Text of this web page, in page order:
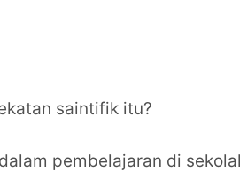
saintifik itu?
pembelajaran di